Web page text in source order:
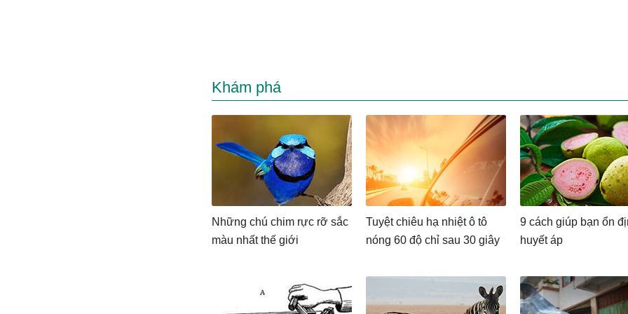
Khám phá
Những chú chim rực rỡ sắc
màu nhất thế giới
Tuyệt chiêu hạ nhiệt ô tô
nóng 60 độ chỉ sau 30 giây
9 cách giúp bạn ổn
huyết áp